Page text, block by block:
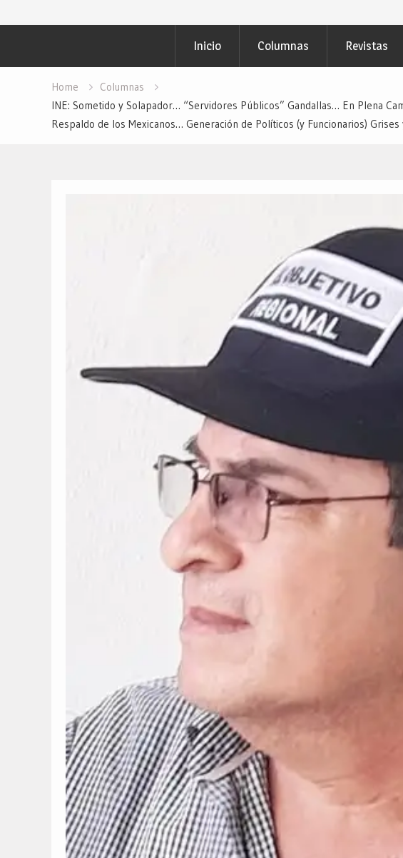
Públicos… Desde: Redacción “El
En Álamos: Cerca de Quienes Más
Inicio Columnas Revistas
Home
Columnas
INE: Sometido y Solapador… “Servidores Públicos” Gandallas… En Plena
Respaldo de los Mexicanos… Generación de Políticos (y Funcionarios)